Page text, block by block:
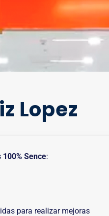
Lopez​
Sence:
para realizar mejoras